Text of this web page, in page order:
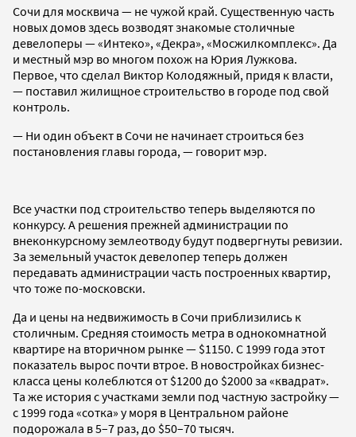
Сочи для москвича — не чужой край. Существенную часть
новых домов здесь возводят знакомые столичные
девелоперы — «Интеко», «Декра», «Мосжилкомплекс». Да
и местный мэр во многом похож на Юрия Лужкова.
Первое, что сделал Виктор Колодяжный, придя к власти,
— поставил жилищное строительство в городе под свой
контроль.
— Ни один объект в Сочи не начинает строиться без
постановления главы города, — говорит мэр.
Все участки под строительство теперь выделяются по
конкурсу. А решения прежней администрации по
внеконкурсному землеотводу будут подвергнуты ревизии.
За земельный участок девелопер теперь должен
передавать администрации часть построенных квартир,
что тоже по-московски.
Да и цены на недвижимость в Сочи приблизились к
столичным. Средняя стоимость метра в однокомнатной
квартире на вторичном рынке — $1150. C 1999 года этот
показатель вырос почти втрое. В новостройках бизнес-
класса цены колеблются от $1200 до $2000 за «квадрат».
Та же история с участками земли под частную застройку —
с 1999 года «сотка» у моря в Центральном районе
подорожала в 5–7 раз, до $50–70 тысяч.